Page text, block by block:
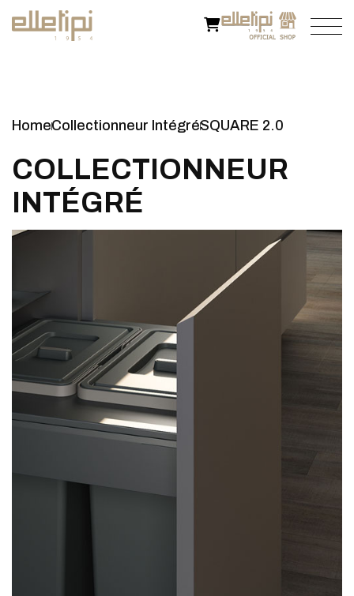
HomeCollectionneur IntégréSQUARE 2.0
CO L L ECT O N N EU R
N T ÉG R É